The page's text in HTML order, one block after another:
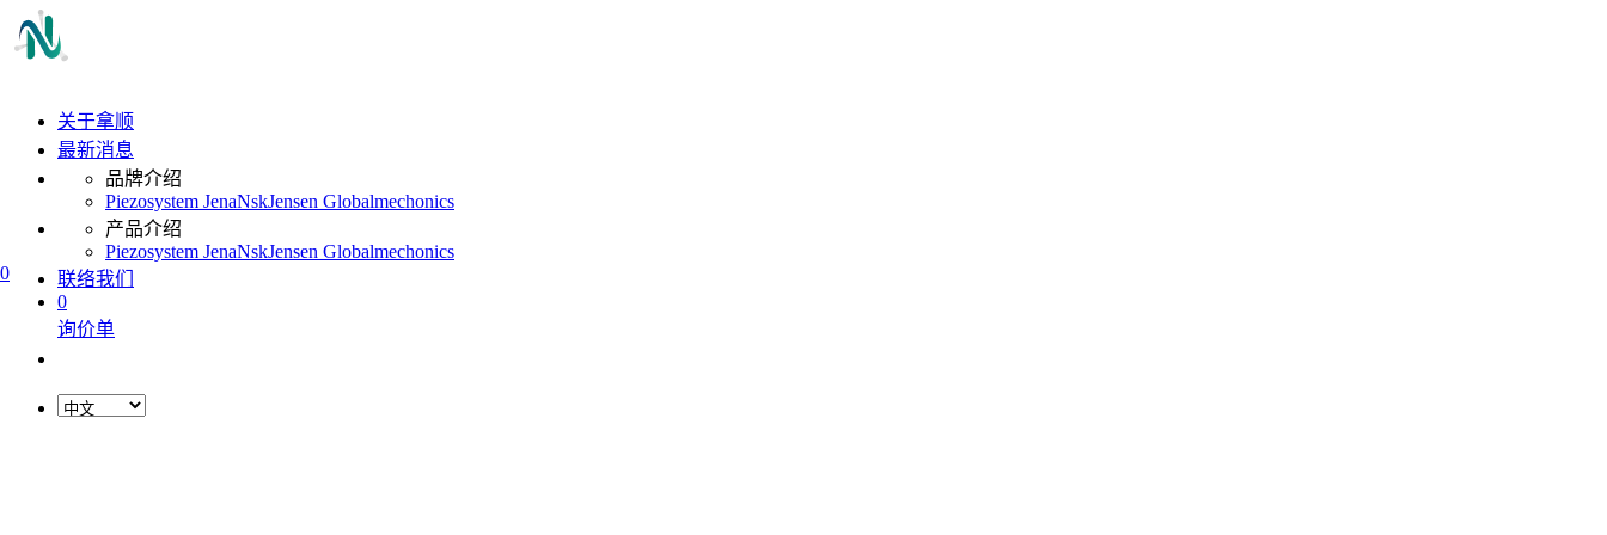
0
关于拿顺
最新消息
品牌介绍
Piezosystem JenaNskJensen Globalmechonics
产品介绍
Piezosystem JenaNskJensen Globalmechonics
联络我们
0
询价单